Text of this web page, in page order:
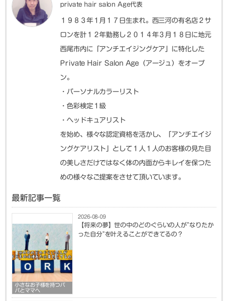
private hair salon Age代表
１９８３年１月１７日生まれ。西三河の有名店２サ
ロンを計１２年勤務し２０１４年３月１８日に地元
西尾市内に「アンチエイジングケア」に特化した
Private Hair Salon Age（アージュ）をオープ
ン。
・パーソナルカラーリスト
・色彩検定１級
・ヘッドキュアリスト
を始め、様々な認定資格を活かし、「アンチエイジ
ングケアリスト」として１人１人のお客様の見た目
の美しさだけではなく体の内面からキレイを保つた
めの様々なご提案をさせて頂いています。
最新記事一覧
小さなお子様を持つパ
パとママへ
2026-08-09
【将来の夢】世の中のどのぐらいの人が”なりたか
った自分”を叶えることができてるの？